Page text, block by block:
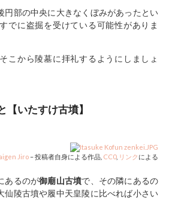
円部の中央に大きなくぼみがあったとい
でに盗掘を受けている可能性がありま
こから陵墓に拝礼するようにしましょ
【いたすけ古墳】
Jiro –投稿者自身による作品 CC0, リンク による
あるのが御廟山古墳で、その隣にあるの
仙陵古墳や履中天皇陵に比べれば小さい